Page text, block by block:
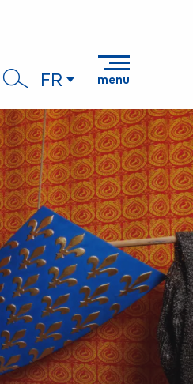
Recherche
FR menu